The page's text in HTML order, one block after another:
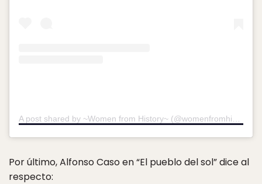
Por último, Alfonso Caso en “El pueblo del sol” dice al
respecto: